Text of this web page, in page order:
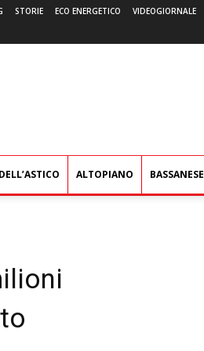
STORIE ECO ENERGETICO VIDEOGIORNALE
ALTOPIANO BASSANESE